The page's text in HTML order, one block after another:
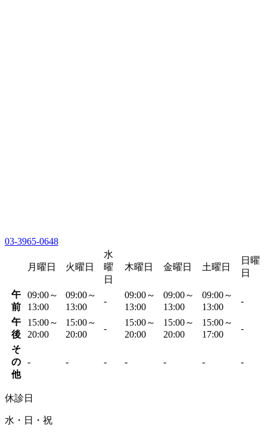
03-3965-0648
月曜日 火曜日
水
曜
日
木曜日 金曜日 土曜日
日曜
日
午
前
09:00～
13:00
09:00～
13:00
-
09:00～
13:00
09:00～
13:00
09:00～
13:00
-
午
後
15:00～
20:00
15:00～
20:00
-
15:00～
20:00
15:00～
20:00
15:00～
17:00
-
そ
の
他
- - - - - - -
休診日
水・日・祝